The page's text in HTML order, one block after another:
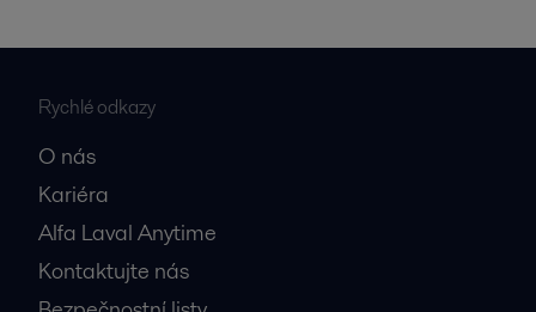
Rychlé odkazy
O nás
Kariéra
Alfa Laval Anytime
Kontaktujte nás